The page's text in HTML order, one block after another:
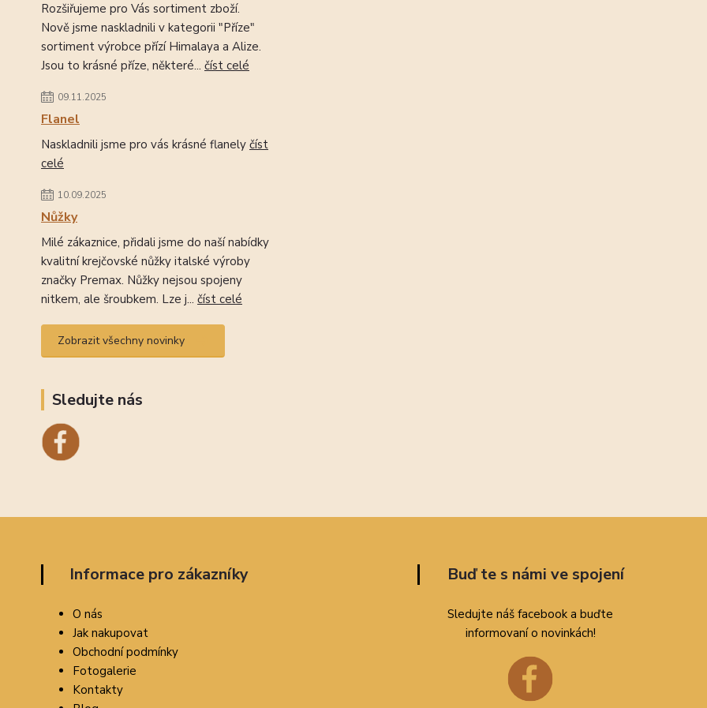
Rozšiřujeme pro Vás sortiment zboží.
Nově jsme naskladnili v kategorii "Příze"
sortiment výrobce přízí Himalaya a Alize.
Jsou to krásné příze, některé... číst celé
09.11.2025
Flanel
Naskladnili jsme pro vás krásné flanely číst
celé
10.09.2025
Nůžky
Milé zákaznice, přidali jsme do naší nabídky
kvalitní krejčovské nůžky italské výroby
značky Premax. Nůžky nejsou spojeny
nitkem, ale šroubkem. Lze j... číst celé
Zobrazit všechny novinky
Sledujte nás
Informace pro zákazníky
O nás
Jak nakupovat
Obchodní podmínky
Fotogalerie
Kontakty
Buď te s námi ve spojení
Sledujte náš facebook a buďte
informovaní o novinkách!